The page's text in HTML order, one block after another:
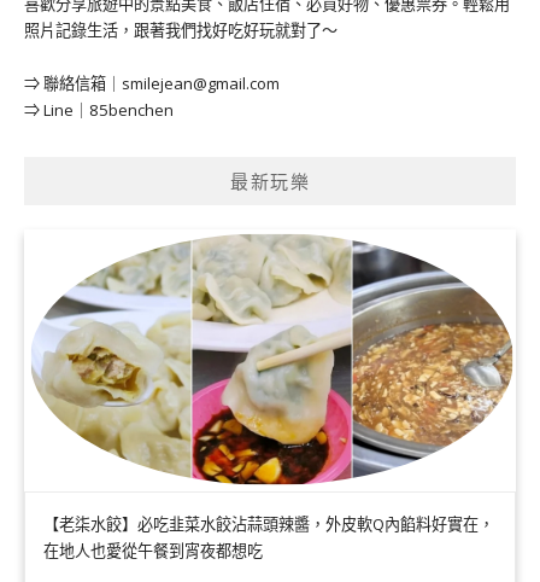
照片記錄生活，跟著我們找好吃好玩就對了～
⇒ 聯絡信箱｜ smilejean@gmail.com
⇒ Line｜85benchen
最新玩樂
【老柒水餃】必吃韭菜水餃沾蒜頭辣醬，外皮軟Q內餡料好實在，
在地人也愛從午餐到宵夜都想吃